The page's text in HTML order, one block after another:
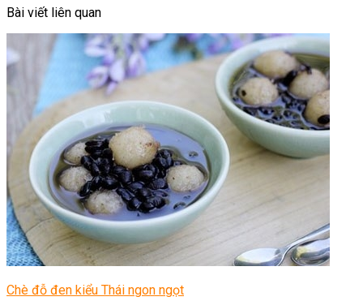
Bài viết liên quan
Chè đỗ đen kiểu Thái ngon ngọt